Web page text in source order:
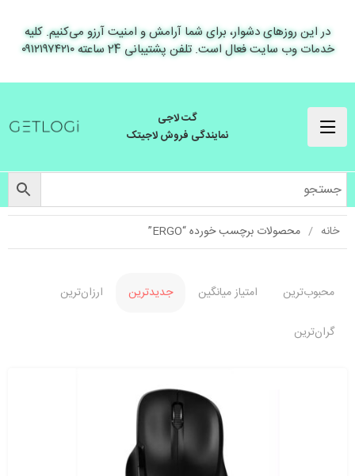
در این روزهای دشوار، برای شما آرامش و امنیت آرزو می‌کنیم. کلیه
خدمات وب سایت فعال است. تلفن پشتیبانی 24 ساعته ۰۹۱۲۱۹۷۴۲۱۰
گت لاجی
نمایندگی فروش لاجیتک
خانه محصولات برچسب خورده “ERGO”
محبوب‌ترین امتیاز میانگین جدیدترین ارزان‌ترین
گران‌ترین